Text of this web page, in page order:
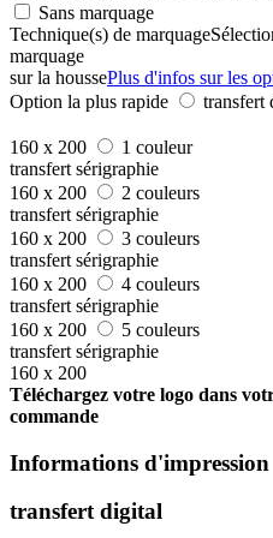
Sans marquage
Technique(s) de marquage
marquage
sur la houssePlus d'infos sur les
Option la plus rapide
transfert
160 x 200
1 couleur
transfert sérigraphie
160 x 200
2 couleurs
transfert sérigraphie
160 x 200
3 couleurs
transfert sérigraphie
160 x 200
4 couleurs
transfert sérigraphie
160 x 200
5 couleurs
transfert sérigraphie
160 x 200
Téléchargez votre logo dans
commande
Informations d'impression
transfert digital